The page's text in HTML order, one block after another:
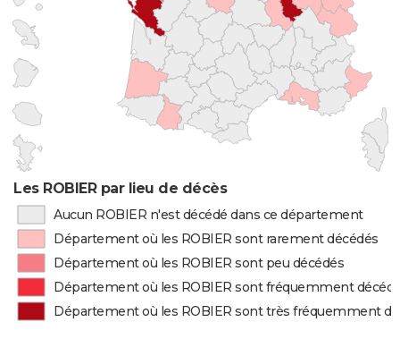
Les ROBIER par lieu de décès
Aucun ROBIER n'est décédé dans ce département
Département où les ROBIER sont rarement décédés
Département où les ROBIER sont peu décédés
Département où les ROBIER sont fréquemment
Département où les ROBIER sont très fréquemment